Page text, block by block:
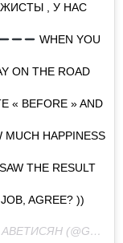
, У НАС
WHEN YOU
ON THE ROAD
« BEFORE » AND
MUCH HAPPINESS
THE RESULT
AGREE? ))
UNE PUBLICATION PARTAGÉE PAR ГОАР АВЕТИСЯН (@GOAR_AVETISYAN) LE